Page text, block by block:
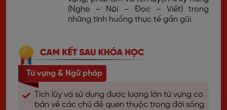
(Nghe – Nói – Đọc – Viết) trong
những tình huống thực tế gần gũi.
Từ vựng & Ngữ pháp
Tích lũy và sử dụng được lượng lớn từ vựng cơ
bản về các chủ đề quen thuộc trong đời sống